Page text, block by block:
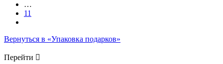
…
11
Вернуться в «Упаковка подарков»
Перейти